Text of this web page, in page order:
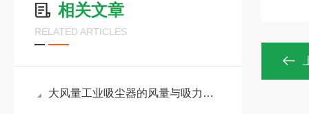
相关文章
RELATED ARTICLES
大风量工业吸尘器的风量与吸力问题解析